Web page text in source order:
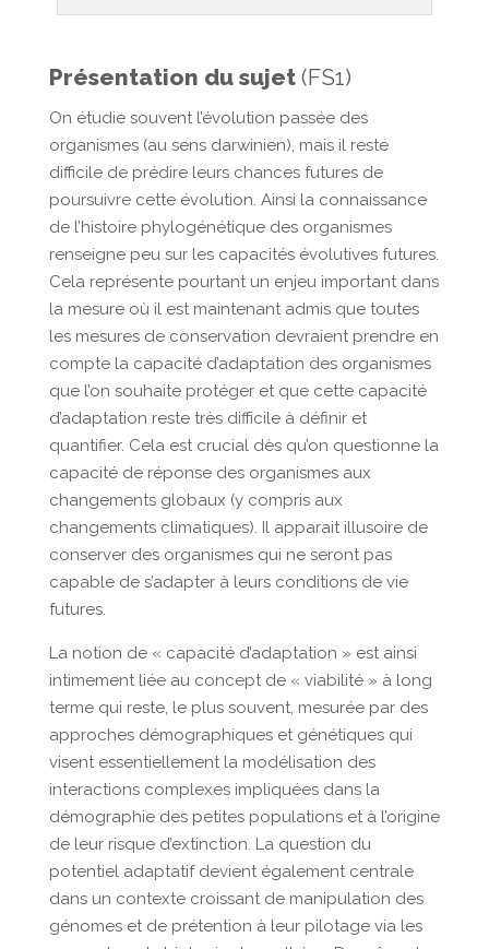
Présentation du sujet (FS1)
On étudie souvent l’évolution passée des
organismes (au sens darwinien), mais il reste
difficile de prédire leurs chances futures de
poursuivre cette évolution. Ainsi la connaissance
de l’histoire phylogénétique des organismes
renseigne peu sur les capacités évolutives futures.
Cela représente pourtant un enjeu important dans
la mesure où il est maintenant admis que toutes
les mesures de conservation devraient prendre en
compte la capacité d’adaptation des organismes
que l’on souhaite protéger et que cette capacité
d’adaptation reste très difficile à définir et
quantifier. Cela est crucial dès qu’on questionne la
capacité de réponse des organismes aux
changements globaux (y compris aux
changements climatiques). Il apparait illusoire de
conserver des organismes qui ne seront pas
capable de s’adapter à leurs conditions de vie
futures.
La notion de « capacité d’adaptation » est ainsi
intimement liée au concept de « viabilité » à long
terme qui reste, le plus souvent, mesurée par des
approches démographiques et génétiques qui
visent essentiellement la modélisation des
interactions complexes impliquées dans la
démographie des petites populations et à l’origine
de leur risque d’extinction. La question du
potentiel adaptatif devient également centrale
dans un contexte croissant de manipulation des
génomes et de prétention à leur pilotage via les